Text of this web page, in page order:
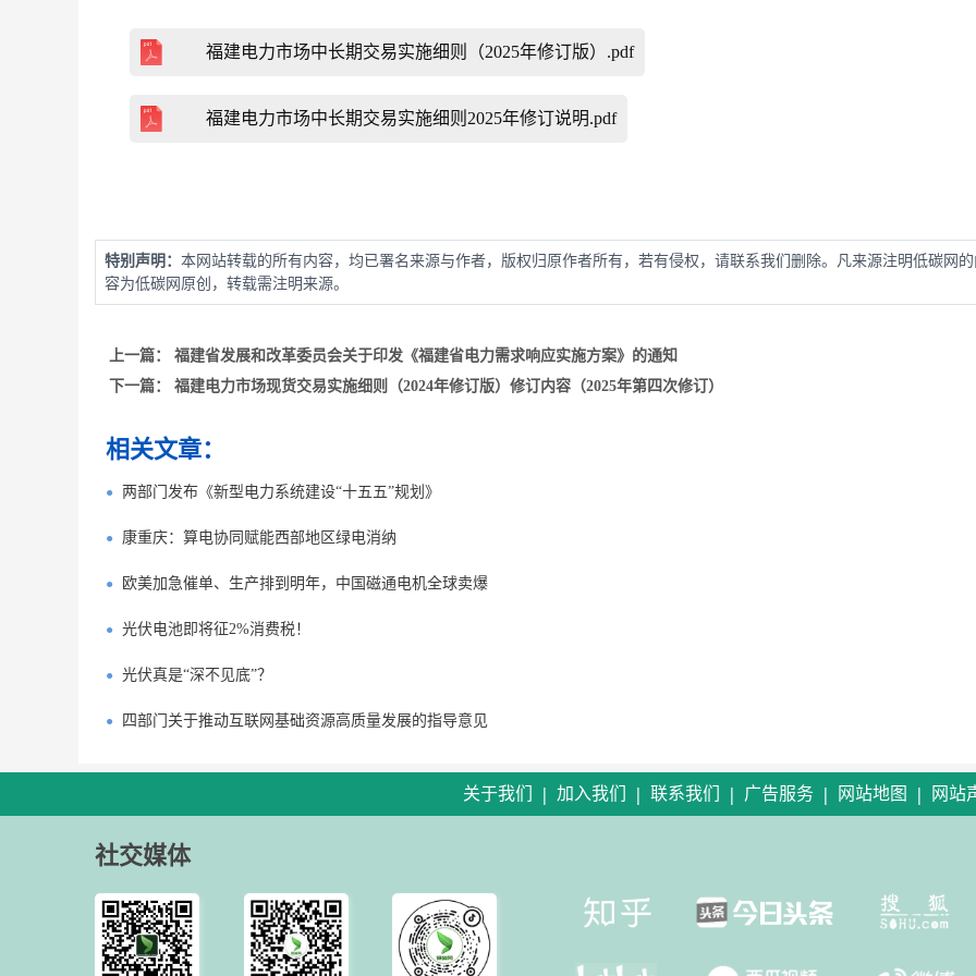
福建电力市场中长期交易实施细则（2025年修订版）.pdf
福建电力市场中长期交易实施细则2025年修订说明.pdf
特别声明： 本网站转载的所有内容，均已署名来源与作者，版权归原作者所有，若有侵权，请联系我们删除。凡来源注明低碳网
容为低碳网原创，转载需注明来源。
上一篇： 福建省发展和改革委员会关于印发《福建省电力需求响应实施方案》的通知
下一篇： 福建电力市场现货交易实施细则（2024年修订版）修订内容（2025年第四次修订）
相关文章：
两部门发布《新型电力系统建设“十五五”规划》
康重庆：算电协同赋能西部地区绿电消纳
欧美加急催单、生产排到明年，中国磁通电机全球卖爆
光伏电池即将征2%消费税！
光伏真是“深不见底”？
四部门关于推动互联网基础资源高质量发展的指导意见
关于我们 | 加入我们 | 联系我们 | 广告服务 | 网站地图 | 网站
社交媒体